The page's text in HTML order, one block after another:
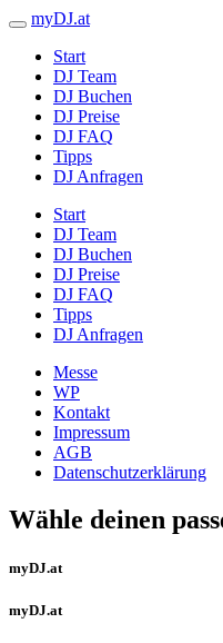
myDJ.at
Start
DJ Team
DJ Buchen
DJ Preise
DJ FAQ
Tipps
DJ Anfragen
Start
DJ Team
DJ Buchen
DJ Preise
DJ FAQ
Tipps
DJ Anfragen
Messe
WP
Kontakt
Impressum
AGB
Datenschutzerklärung
Wähle deinen
myDJ.at
myDJ.at